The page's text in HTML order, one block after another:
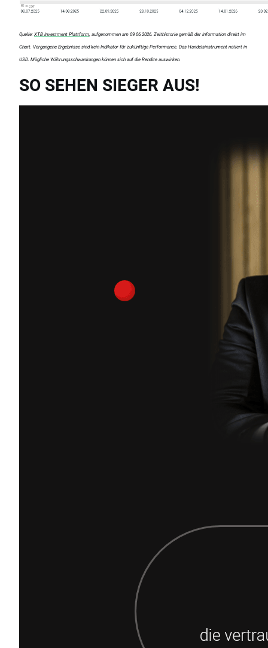
Quelle: XTB Investment Plattform , aufgenommen am 09.06.2026. Zeithistorie gemäß der Information direkt im
Chart. Vergangene Ergebnisse sind kein Indikator für zukünftige Performance. Das Handelsinstrument notiert in
USD. Mögliche Währungsschwankungen können sich auf die Rendite auswirken.
SO SEHEN SIEGER AUS!